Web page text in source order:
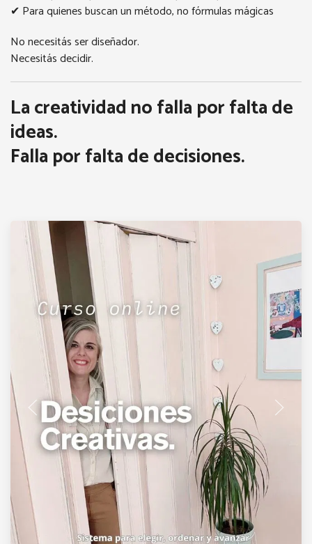
✔ Para quienes buscan un método, no fórmulas mágicas
No necesitás ser diseñador.
Necesitás decidir.
La creatividad no falla por falta de
ideas.
Falla por falta de decisiones.